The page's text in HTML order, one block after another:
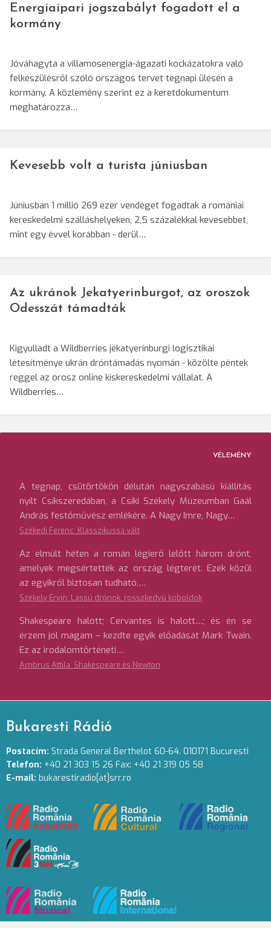
Energiaipari jogszabályt fogadott el a
kormány
Jóváhagyta a villamosenergia-ágazati kockázatokra való
felkészülésről szóló országos tervet tegnapi ülésén a
kormány. A közlemény szerint ez a keretdokumentum
meghatározza…
Kevesebb volt a turista júniusban
Júniusban 1 millió 269 ezer vendéget fogadtak a romániai
kereskedelmi szálláshelyeken, 2,5 százalékkal kevesebbet,
mint egy évvel korábban - derül…
Az ukránok Jekatyerinburgot, az oroszok
Odesszát támadták
Kigyulladt a Wildberries jekatyerinburgi logisztikai
létesítménye ukrán dróntámadás nyomán - közölte péntek
reggel az orosz online kiskereskedelmi vállalat. A
Wildberries…
VÉLEMÉNY
A tegnap, csütörtökön délután nagyszabású kiállítás
nyílt Csíkszeredában, a Csíki Székely Múzeumban Gaál
András festőművész emlékére. A Nagy Imre, Nagy…
Székedi Ferenc: Klasszikussá vált
Az elmúlt héten a román légierő lelőtt három drónt,
amelyek megsértették az ország légterét. Ezek közül
az egyikről biztosan tudható,…
Székely Ervin: Lassú drónok, rosszkedvű koboldok
Shakespeare halott; Cervantes is halott…; és én se
érzem jól magam – kezdte egyik előadását Mark Twain.
Ez az irodalomtörténeti…
Ambrus Attila: Shakespeare és Newton
Bukaresti Rádió
Postacím: Strada General Berthelot 60-64. 010171 Bucuresti
Telefon: +40 21 303 15 26 Fax: +40 21 319 05 58
E-mail: bukarestiradio[at]srr.ro